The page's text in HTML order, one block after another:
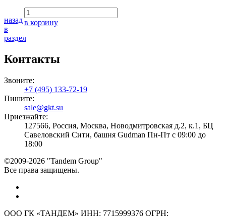
в корзину
назад
в
раздел
Контакты
Звоните:
+7 (495) 133-72-19
Пишите:
sale@gkt.su
Приезжайте:
127566, Россия, Москва, Новодмитровская д.2, к.1, БЦ
Савеловский Сити, башня Gudman Пн-Пт с 09:00 до
18:00
©2009-2026 "Tandem Group"
Все права защищены.
ООО ГК «ТАНДЕМ» ИНН: 7715999376 ОГРН: